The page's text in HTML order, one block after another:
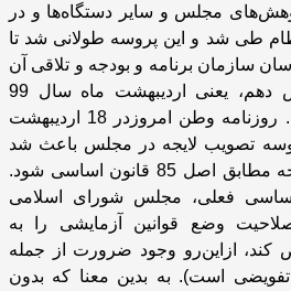
مجلس و سایر دستگاه‌ها و در
طی شد و این پروسه طولانی شد تا
سازمان برنامه و بودجه و تلاقی آن
با اواخر عمر کاری مجلس دهم، یعنی اردیبهشت ماه سال 99
،اتفاقات غیر عادی رخ داد . روزنامه وطن امروزدر 18 اردیبهشت
: پروسه تصویب لایجه در مجلس باعث شد
دولت پیگیر تصویب این لایحه مطابق اصل 85 قانون اساسی شود.
اساسی فعلی، مجلس شورای اسلامی
وضع قوانین آزمایشی را به
ازاین‌رو وجود ضرورت از جمله
تفویضی است). به بدین معنا که بدون